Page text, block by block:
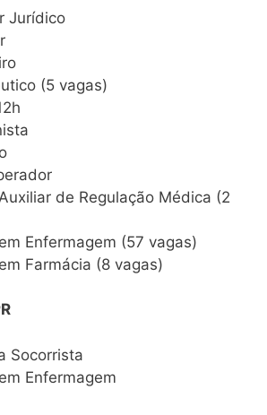
Jurídico
(5 vagas)
de Regulação Médica (2
Enfermagem (57 vagas)
Farmácia (8 vagas)
Socorrista
Enfermagem